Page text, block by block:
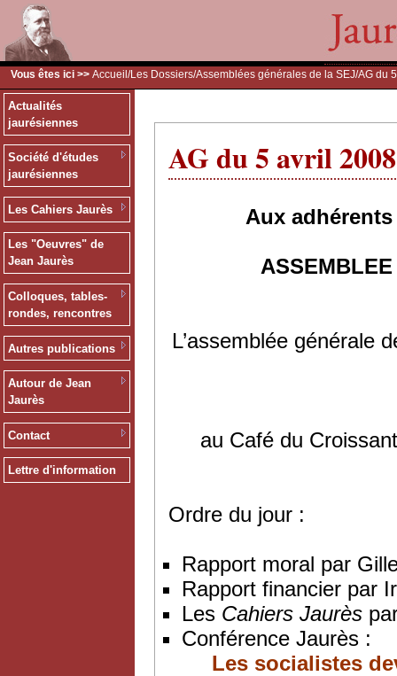
Vous êtes ici >> Accueil /Les Dossiers/Assemblées générales de la SEJ/AG du
Actualités
jaurésiennes
Société d'études
jaurésiennes
Les Cahiers Jaurès
Les "Oeuvres" de
Jean Jaurès
Colloques, tables-
rondes, rencontres
Autres publications
Autour de Jean
Jaurès
Contact
Lettre d'information
AG du 5 avril 2008
Aux
L’assemblée générale
au Café du
Ordre du jour :
Rapport moral par
Rapport financier par
Les Cahiers Jaurès
Conférence Jaurès :
Les socialistes